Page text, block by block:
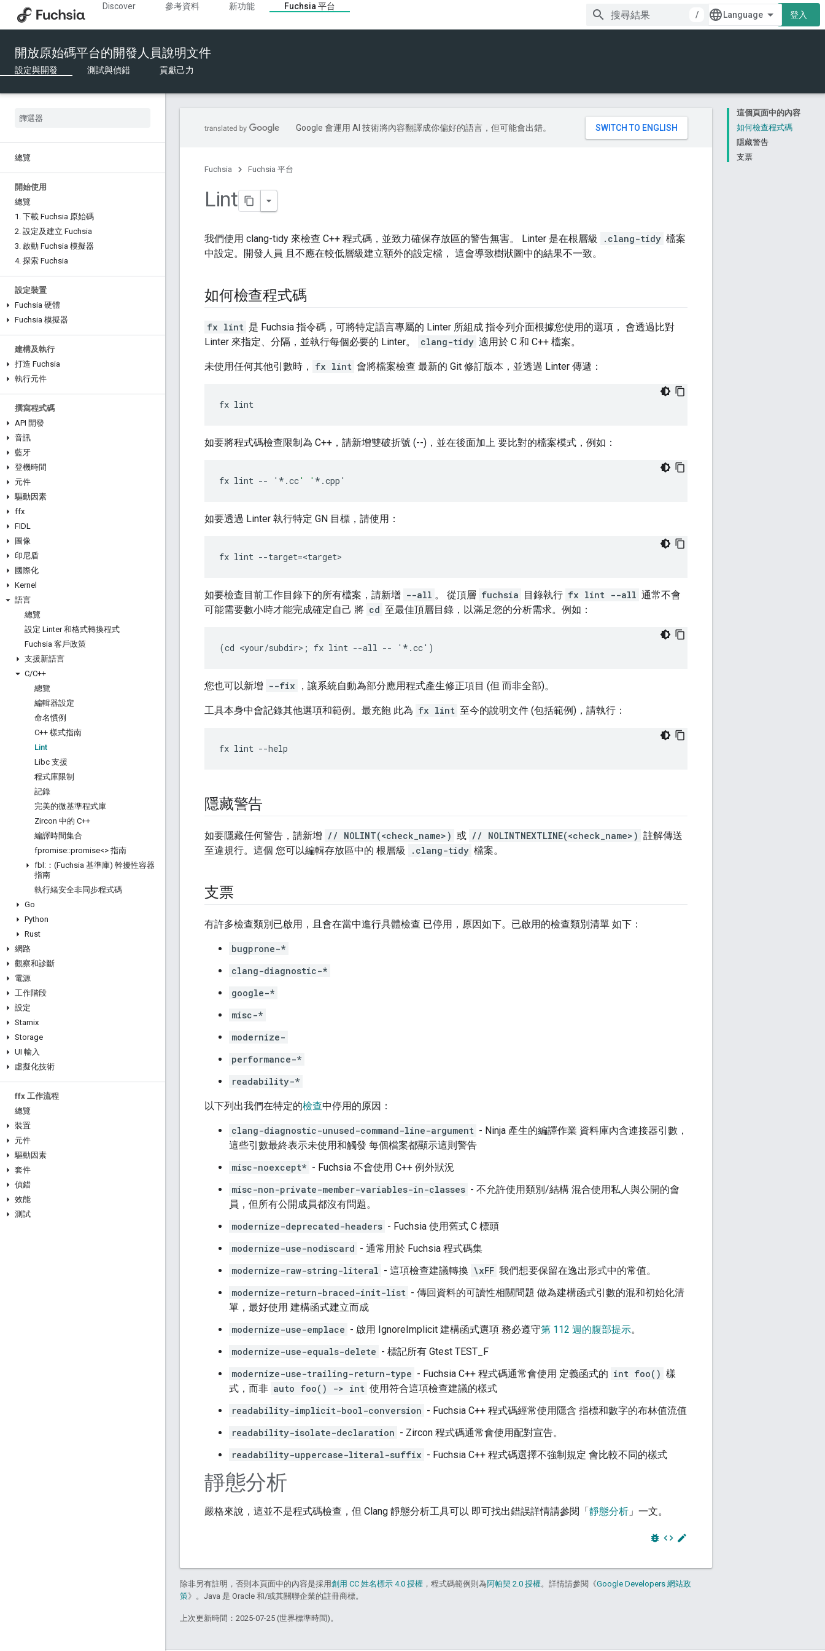
Discover 參考資料 新功能
Fuchsia 平台
/
登入
開放原始碼平台的開發人員說明文件
設定與開發 測試與偵錯 貢獻己力
總覽
開始使用
總覽
1 . 下載 Fuchsia 原始碼
2. 設定及建立 Fuchsia
3. 啟動 Fuchsia 模擬器
4. 探索 Fuchsia
設定裝置
Fuchsia 硬體
Fuchsia 模擬器
建構及執行
打造 Fuchsia
執行元件
撰寫程式碼
API 開發
音訊
藍牙
登機時間
元件
驅動因素
ffx
FIDL
圖像
印尼盾
國際化
Kernel
語言
總覽
設定 Linter 和格式轉換程式
Fuchsia 客戶政策
支援新語言
C/C++
總覽
編輯器設定
命名慣例
C++ 樣式指南
Lint
Libc 支援
程式庫限制
記錄
完美的微基準程式庫
Zircon 中的 C++
編譯時間集合
fpromise::promise<> 指南
fbl:：(Fuchsia 基準庫) 幹擾性容器
指南
執行緒安全非同步程式碼
Go
Python
Rust
網路
觀察和診斷
電源
工作階段
設定
Starnix
Storage
UI 輸入
虛擬化技術
ffx 工作流程
總覽
裝置
元件
驅動因素
套件
偵錯
效能
測試
這個頁面中的內容
如何檢查程式碼
隱藏警告
支票
Google 會運用 AI 技術將內容翻譯成你偏好的語言，但可能會出錯。
Fuchsia Fuchsia 平台
Lint
我們使用 clang-tidy 來檢查 C++ 程式碼，並致力確保存放區的警告無害。 Linter 是在根層級 .clang-tidy 檔案
中設定。開發人員 且不應在較低層級建立額外的設定檔， 這會導致樹狀圖中的結果不一致。
如何檢查程式碼
fx lint 是 Fuchsia 指令碼，可將特定語言專屬的 Linter 所組成 指令列介面根據您使用的選項， 會透過比對
Linter 來指定、分隔，並執行每個必要的 Linter。
clang-tidy 適用於 C 和 C++ 檔案。
未使用任何其他引數時， fx lint 會將檔案檢查 最新的 Git 修訂版本，並透過 Linter 傳遞：
fx lint
如要將程式碼檢查限制為 C++，請新增雙破折號 (--)，並在後面加上 要比對的檔案模式，例如：
fx lint -- ' * .cc' ' * .cpp '
如要透過 Linter 執行特定 GN 目標，請使用：
fx lint --target=<target
如要檢查目前工作目錄下的所有檔案，請新增 --all 。 從頂層 fuchsia 目錄執行 fx lint --all 通常不會
可能需要數小時才能完成確定自己 將 cd 至最佳頂層目錄，以滿足您的分析需求。例如：
(cd <your/subdir> ; fx lint --all -- ' * .cc' )
您也可以新增 --fix ，讓系統自動為部分應用程式產生修正項目 (但 而非全部)。
工具本身中會記錄其他選項和範例。最充飽 此為 fx lint 至今的說明文件 (包括範例)，請執行：
fx lint --help
隱藏警告
如要隱藏任何警告，請新增 // NOLINT(<check_name>) 或 // NOLINTNEXTLINE(<check_name>) 註解傳送
至違規行。這個 您可以編輯存放區中的 根層級
.clang-tidy 檔案。
支票
有許多檢查類別已啟用，且會在當中進行具體檢查 已停用，原因如下。已啟用的檢查類別清單 如下：
bugprone-*
clang-diagnostic-*
google-*
misc-*
modernize-
performance-*
readability-*
以下列出我們在特定的檢查中停用的原因：
clang-diagnostic-unused-command-line-argument - Ninja 產生的編譯作業 資料庫內含連接器引數，
這些引數最終表示未使用和觸發 每個檔案都顯示這則警告
misc-noexcept* - Fuchsia 不會使用 C++ 例外狀況
misc-non-private-member-variables-in-classes - 不允許使用類別/結構 混合使用私人與公開的會
員，但所有公開成員都沒有問題。
modernize-deprecated-headers - Fuchsia 使用舊式 C 標頭
modernize-use-nodiscard - 通常用於 Fuchsia 程式碼集
modernize-raw-string-literal - 這項檢查建議轉換 \xFF 我們想要保留在逸出形式中的常值。
modernize-return-braced-init-list - 傳回資料的可讀性相關問題 做為建構函式引數的混和初始化清
單，最好使用 建構函式建立而成
modernize-use-emplace - 啟用 IgnoreImplicit 建構函式選項 務必遵守第 112 週的腹部提示。
modernize-use-equals-delete - 標記所有 Gtest TEST_F
modernize-use-trailing-return-type - Fuchsia C++ 程式碼通常會使用 定義函式的 int foo() 樣
式，而非 auto foo() -> int 使用符合這項檢查建議的樣式
readability-implicit-bool-conversion - Fuchsia C++ 程式碼經常使用隱含 指標和數字的布林值流值
readability-isolate-declaration - Zircon 程式碼通常會使用配對宣告。
readability-uppercase-literal-suffix - Fuchsia C++ 程式碼選擇不強制規定 會比較不同的樣式
靜態分析
嚴格來說，這並不是程式碼檢查，但 Clang 靜態分析工具可以 即可找出錯誤詳情請參閱「靜態分析 」一文。
bug_report code edit
除非另有註明，否則本頁面中的內容是採用創用 CC 姓名標示 4.0 授權 ，程式碼範例則為阿帕契 2.0 授權。詳情請參閱《Google Developers 網站政
策》。Java 是 Oracle 和/或其關聯企業的註冊商標。
上次更新時間：2025-07-25 (世界標準時間)。